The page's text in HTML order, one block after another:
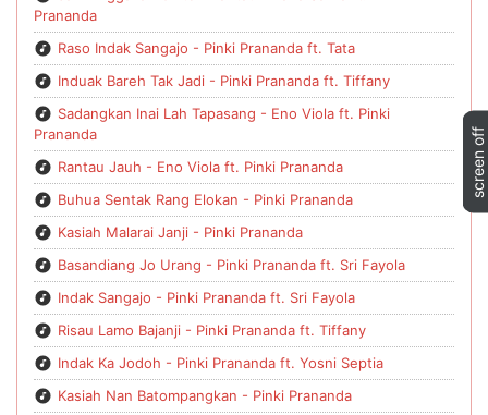
Prananda
Raso Indak Sangajo - Pinki Prananda ft. Tata
Induak Bareh Tak Jadi - Pinki Prananda ft. Tiffany
Sadangkan Inai Lah Tapasang - Eno Viola ft. Pinki
Prananda
Rantau Jauh - Eno Viola ft. Pinki Prananda
Buhua Sentak Rang Elokan - Pinki Prananda
Kasiah Malarai Janji - Pinki Prananda
Basandiang Jo Urang - Pinki Prananda ft. Sri Fayola
Indak Sangajo - Pinki Prananda ft. Sri Fayola
Risau Lamo Bajanji - Pinki Prananda ft. Tiffany
Indak Ka Jodoh - Pinki Prananda ft. Yosni Septia
Kasiah Nan Batompangkan - Pinki Prananda